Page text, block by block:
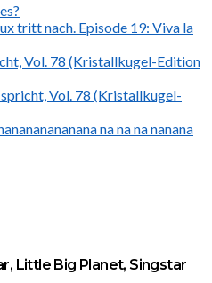
tritt nach. Episode 19: Viva la
Vol. 78 (Kristallkugel-Edition
Vol. 78 (Kristallkugel-
na na na nanana
Little Big Planet, Singstar